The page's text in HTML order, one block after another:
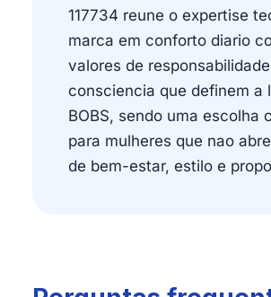
117734 reune o expertise
marca em conforto diario
valores de
consciencia que definem a
BOBS, sendo uma escolha
para mulheres que nao
de bem-estar, estilo e